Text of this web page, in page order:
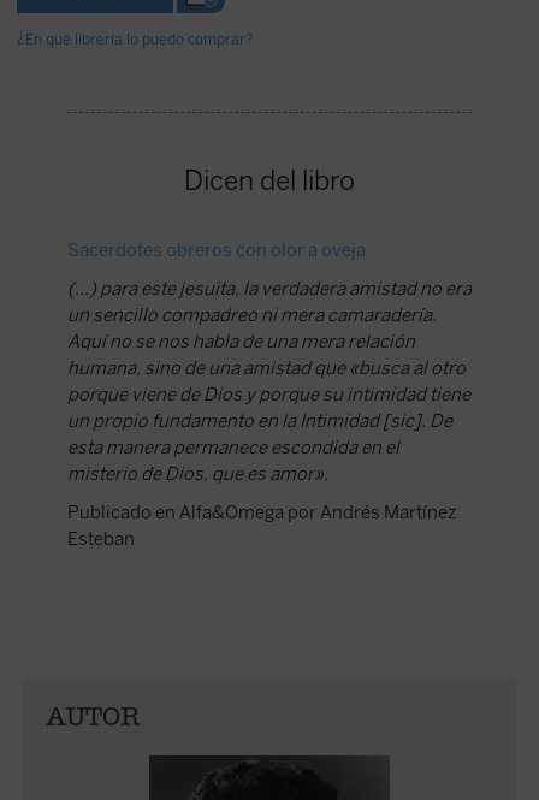
¿En qué librería lo puedo comprar?
Dicen del libro
Sacerdotes obreros con olor a oveja
(...) para este jesuita, la verdadera amistad no era
un sencillo compadreo ni mera camaradería.
Aquí no se nos habla de una mera relación
humana, sino de una amistad que «busca al otro
porque viene de Dios y porque su intimidad tiene
un propio fundamento en la Intimidad [sic]. De
esta manera permanece escondida en el
misterio de Dios, que es amor».
Publicado en Alfa&Omega por Andrés Martínez
Esteban
AUTOR